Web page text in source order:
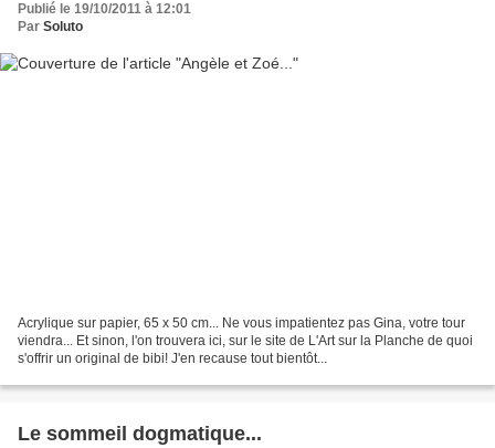
Publié le 19/10/2011 à 12:01
Par Soluto
Acrylique sur papier, 65 x 50 cm... Ne vous impatientez pas Gina, votre tour
viendra... Et sinon, l'on trouvera ici, sur le site de L'Art sur la Planche de quoi
s'offrir un original de bibi! J'en recause tout bientôt...
Le sommeil dogmatique...